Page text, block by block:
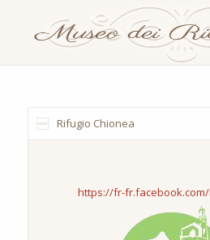
Rifugio Chionea
https://fr-